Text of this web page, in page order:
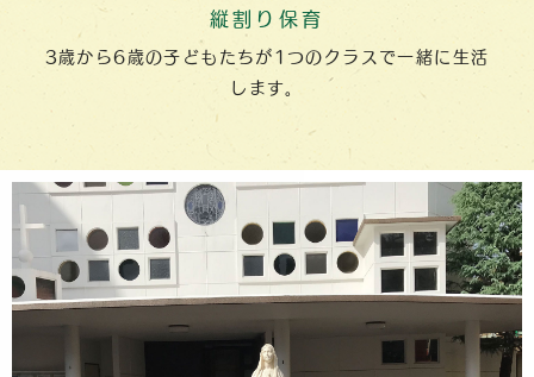
縦割り保育
3歳から6歳の子どもたちが1つのクラスで一緒に生活
します。